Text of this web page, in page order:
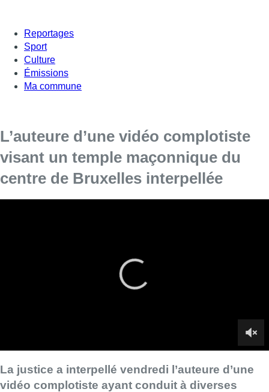
Reportages
Sport
Culture
Émissions
Ma commune
L’auteure d’une vidéo complotiste
visant un temple maçonnique du
centre de Bruxelles interpellée
lieu lié aux “illuminatis”, théâtre la nuit de rituels et autres
messages de haine, mais aussi le harcèlement des occupants
des lieux, des tentatives d’effraction ainsi que des jets de pierre